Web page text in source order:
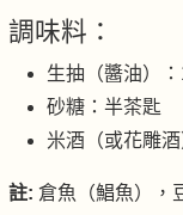
調味料：
生抽（醬油）
砂糖：半茶匙
米酒（或花雕
註: 倉魚（鯧魚），